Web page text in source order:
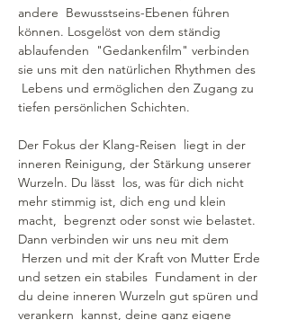
andere  Bewusstseins-Ebenen führen
können. Losgelöst von dem ständig
ablaufenden  "Gedankenfilm" verbinden
sie uns mit den natürlichen Rhythmen des
Lebens und ermöglichen den Zugang zu
tiefen persönlichen Schichten.
Der Fokus der Klang-Reisen  liegt in der
inneren Reinigung, der Stärkung unserer
Wurzeln. Du lässt  los, was für dich nicht
mehr stimmig ist, dich eng und klein
macht,  begrenzt oder sonst wie belastet.
Dann verbinden wir uns neu mit dem
Herzen und mit der Kraft von Mutter Erde
und setzen ein stabiles  Fundament in der
du deine inneren Wurzeln gut spüren und
verankern  kannst, deine ganz eigene